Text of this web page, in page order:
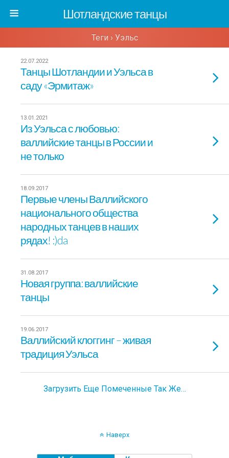
Шотландские танцы
Теги › Уэльс
22.07.2022
Танцы Шотландии и Уэльса в
саду «Эрмитаж»
13.01.2021
Из Уэльса с любовью:
валлийские танцы в России и
не только
18.09.2017
Первые члены Валлийского
национального общества
народных танцев в наших
рядах! :)da
31.08.2017
Новая группа: валлийские
танцы
19.06.2017
Валлийский клоггинг – живая
традиция Уэльса
Загрузить Еще Помеченные Так Же…
Наверх